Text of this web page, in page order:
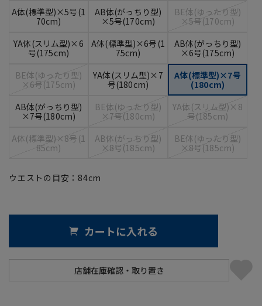
A体(標準型)×5号(1
70cm)
AB体(がっちり型)
×5号(170cm)
BE体(ゆったり型)
×5号(170cm)
YA体(スリム型)×6
号(175cm)
A体(標準型)×6号(1
75cm)
AB体(がっちり型)
×6号(175cm)
BE体(ゆったり型)
×6号(175cm)
YA体(スリム型)×7
号(180cm)
A体(標準型)×7号
(180cm)
AB体(がっちり型)
×7号(180cm)
BE体(ゆったり型)
×7号(180cm)
YA体(スリム型)×8
号(185cm)
A体(標準型)×8号(1
85cm)
AB体(がっちり型)
×8号(185cm)
BE体(ゆったり型)
×8号(185cm)
ウエストの目安： 84cm
カートに入れる